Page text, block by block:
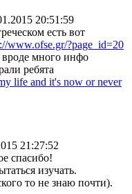
20:51:59
есть вот
www.ofse.gr/?page_id=20
вроде много инфо
ребята
life and it's now or never
21:27:52
спасибо!
изучать.
то не знаю почти).